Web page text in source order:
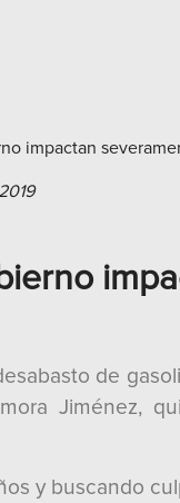
de
Jiménez,
y buscando